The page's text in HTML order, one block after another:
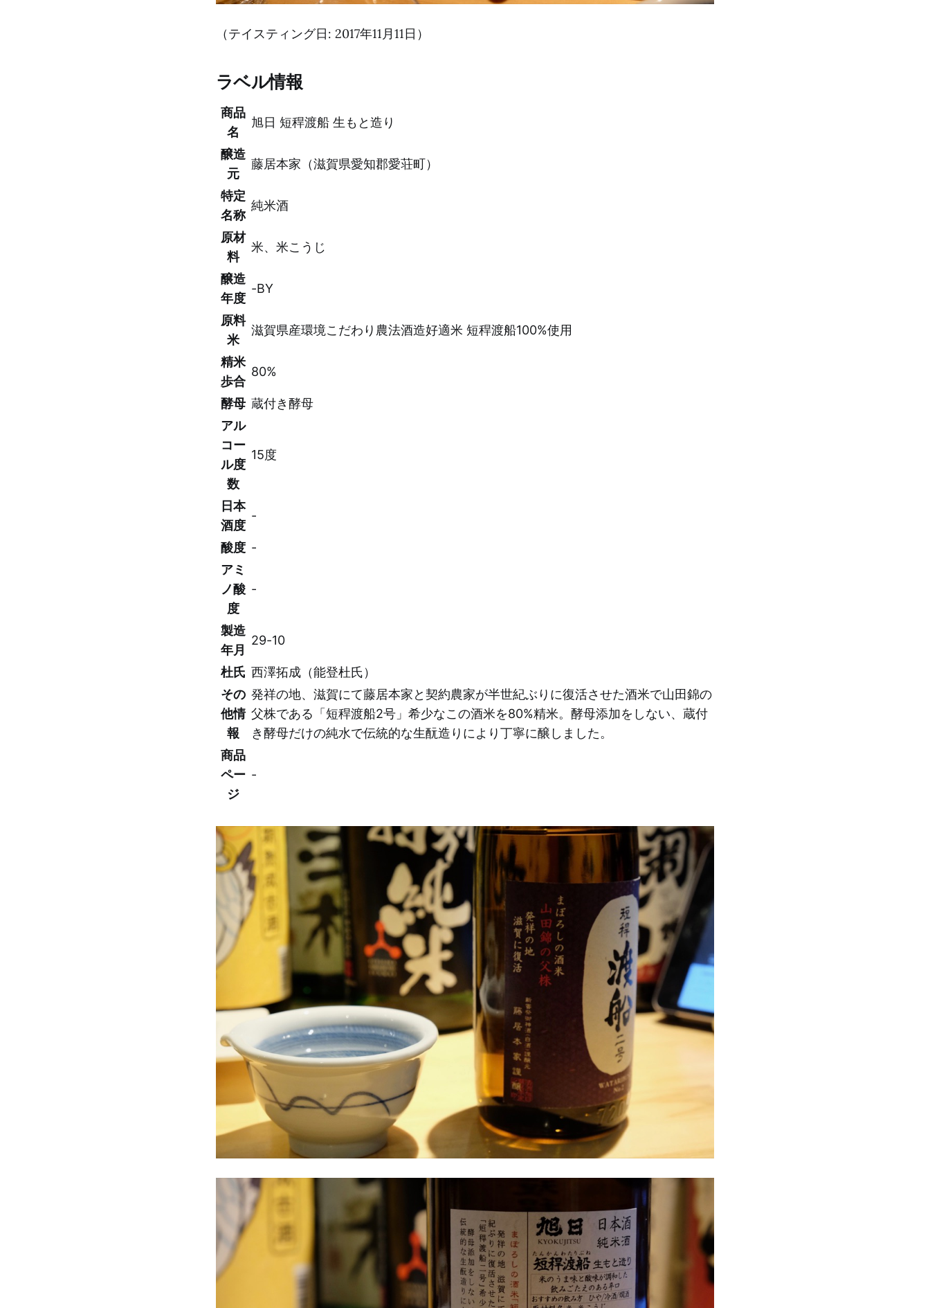
（テイスティング日: 2017年11月11日）
ラベル情報
商品
名
旭日 短稈渡船 生もと造り
醸造
元
藤居本家（滋賀県愛知郡愛荘町）
特定
名称
純米酒
原材
料
米、米こうじ
醸造
年度
-BY
原料
米
滋賀県産環境こだわり農法酒造好適米 短稈渡船100%使用
精米
歩合
80%
酵母 蔵付き酵母
アル
コー
ル度
数
15度
日本
酒度
-
酸度 -
アミ
ノ酸
度
-
製造
年月
29-10
杜氏 西澤拓成（能登杜氏）
その
他情
報
発祥の地、滋賀にて藤居本家と契約農家が半世紀ぶりに復活させた酒米で山田錦の
父株である「短稈渡船2号」希少なこの酒米を80%精米。酵母添加をしない、蔵付
き酵母だけの純水で伝統的な生酛造りにより丁寧に醸しました。
商品
ペー
ジ
-